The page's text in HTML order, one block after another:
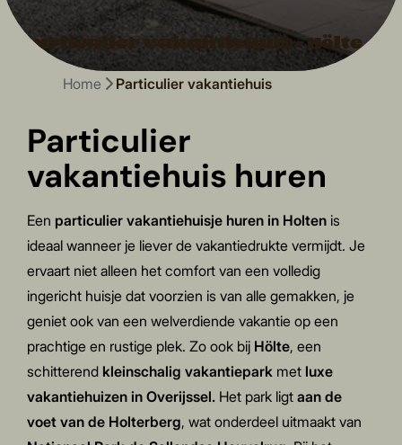
Particulier vakantiehuis - Hölte
Home Particulier vakantiehuis
Particulier
vakantiehuis huren
Een particulier vakantiehuisje huren in Holten is
ideaal wanneer je liever de vakantiedrukte vermijdt. Je
ervaart niet alleen het comfort van een volledig
ingericht huisje dat voorzien is van alle gemakken, je
geniet ook van een welverdiende vakantie op een
prachtige en rustige plek. Zo ook bij Hölte, een
schitterend kleinschalig vakantiepark met luxe
vakantiehuizen in Overijssel. Het park ligtaan de
voet van de Holterberg, wat onderdeel uitmaakt van